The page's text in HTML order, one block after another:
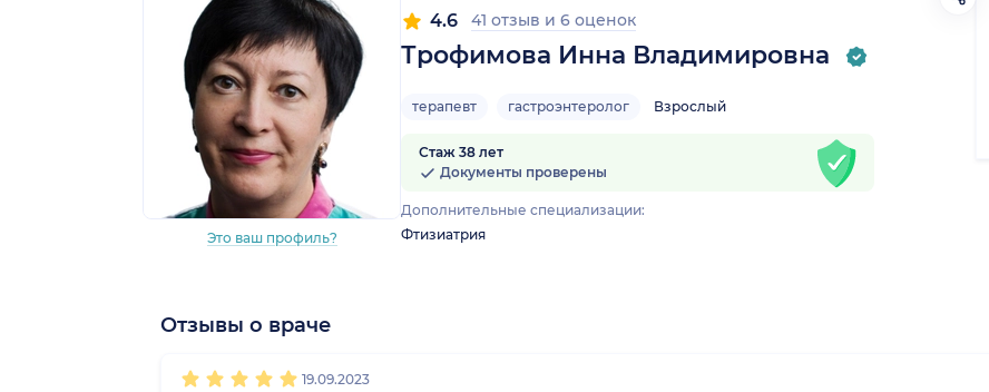
Это ваш профиль?
Трофимова Инна Владимировна
4.6 41 отзыв и 6 оценок
терапевт гастроэнтеролог Взрослый
Стаж 38 лет
Документы проверены
Дополнительные специализации:
Фтизиатрия
Отзывы о враче
19.09.2023